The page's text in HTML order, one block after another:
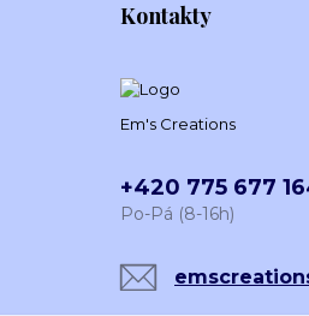
Kontakty
Em's Creations
+420 775 677
Po-Pá (8-16h)